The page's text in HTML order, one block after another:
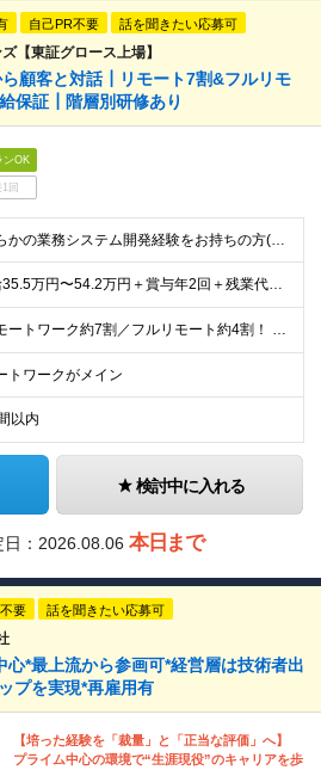
自己PR不要 話を聞きたい応募可
【東証グロース上場】
顧客と対話┃リモート7割&フルリモ
保証┃階層別研修あり
ンOK
回
◆何らかの業務システム開発経験をお持ちの方(言語不問) ◆学歴不問 ★金融業界の業務知識は不要！ 入社後に業務や研修を通して専門性を磨いていただけます。 【このような方にピッタリ】 ■お客様
■月給35.5万円〜54.2万円＋賞与年2回＋残業代別途支給 ★前職給与保証！ ★平均年収：777万円！ ◎初年度年収：425万円〜850万円（平均年収：777万円） ◎2025年度昇給実績：平均昇
★リモートワーク約7割／フルリモート約4割！ 東京本社・お客様先(23区内)または在宅にて、ご勤務いただきます。 常駐先は主に東京23区・都内近郊です。 【本社】 東京都港区芝浦三丁目1番1号 ms
トワークがメイン
以内
検討中に入れる
： 2026.08.06 本日まで
要 話を聞きたい応募可
心*最上流から参画可*経営層は技術者出
プを実現*再雇用有
【培った経験を「裁量」と「正当な評価」へ】
プライム中心の環境で“生涯現役”のキャリアを歩